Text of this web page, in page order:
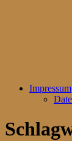
Impressum